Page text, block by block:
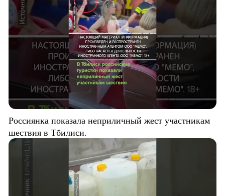
Россиянка показала неприличный жест участникам
шествия в Тбилиси.